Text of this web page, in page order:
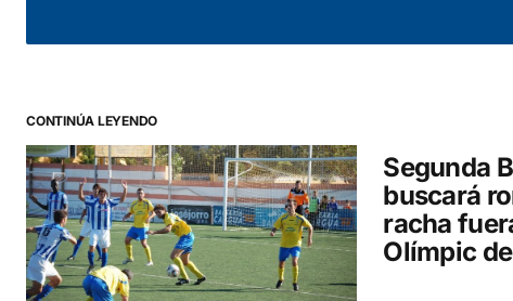
Guarda mi nombre, correo electrónico y web en este
navegador para la próxima vez que comente.
COMENTAR
CONTINÚA LEYENDO
Segunda
buscará
racha
Olímpic